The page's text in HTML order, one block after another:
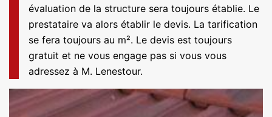
évaluation de la structure sera toujours établie. Le
prestataire va alors établir le devis. La tarification
se fera toujours au m². Le devis est toujours
gratuit et ne vous engage pas si vous vous
adressez à M. Lenestour.